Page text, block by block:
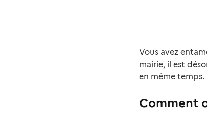
Vous avez
mairie, il est
en même temps.
Comment